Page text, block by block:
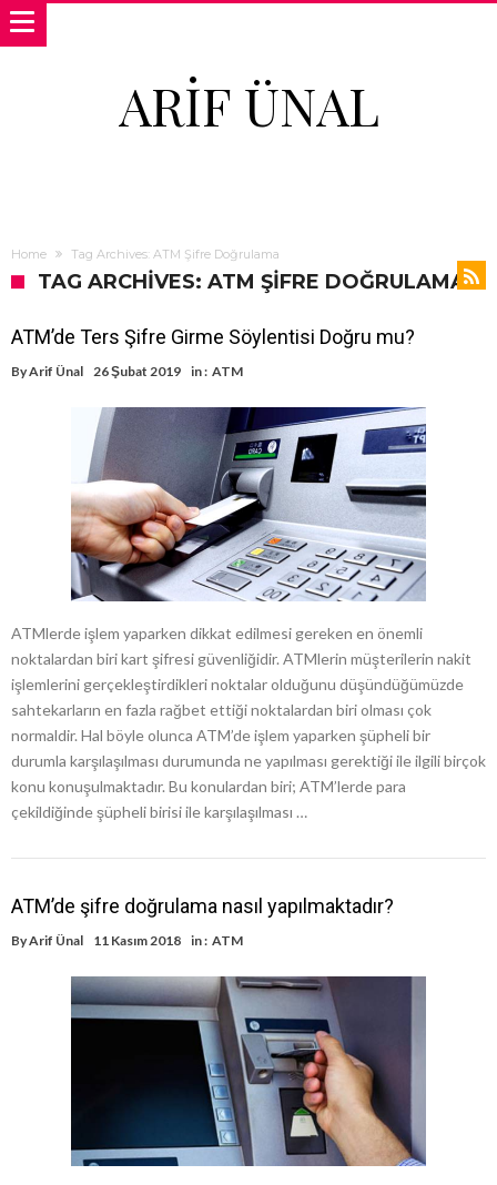
ARIF ÜNAL
Home Tag Archives: ATM Şifre Doğrulama
TAG ARCHIVES: ATM ŞIFRE DOĞRULAMA
ATM’de Ters Şifre Girme Söylentisi Doğru mu?
ByArif Ünal 26 Şubat 2019 in : ATM
ATMlerde işlem yaparken dikkat edilmesi gereken en önemli
noktalardan biri kart şifresi güvenliğidir. ATMlerin müşterilerin nakit
işlemlerini gerçekleştirdikleri noktalar olduğunu düşündüğümüzde
sahtekarların en fazla rağbet ettiği noktalardan biri olması çok
normaldir. Hal böyle olunca ATM’de işlem yaparken şüpheli bir
durumla karşılaşılması durumunda ne yapılması gerektiği ile ilgili birçok
konu konuşulmaktadır. Bu konulardan biri; ATM’lerde para
çekildiğinde şüpheli birisi ile karşılaşılması …
ATM’de şifre doğrulama nasıl yapılmaktadır?
ByArif Ünal 11 Kasım 2018 in : ATM